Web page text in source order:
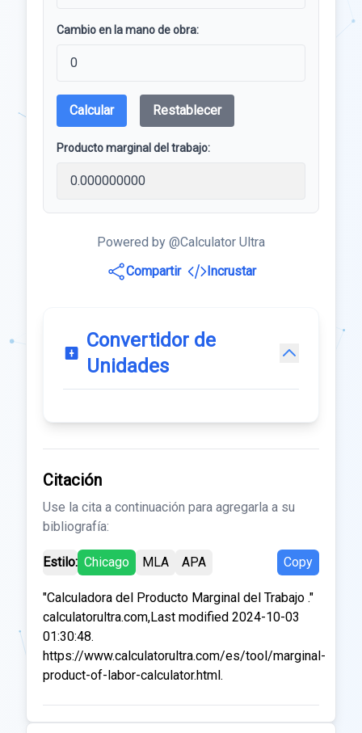
Cambio en la mano de obra:
Calcular Restablecer
Producto marginal del trabajo:
Powered by @Calculator Ultra
Compartir
Incrustar
Convertidor de
Unidades
Citación
Use la cita a continuación para agregarla a su
bibliografía:
Estilo: Chicago MLA APA Copy
"Calculadora del Producto Marginal del Trabajo ."
calculatorultra.com,Last modified 2024-10-03
01:30:48.
https://www.calculatorultra.com/es/tool/marginal-
product-of-labor-calculator.html.